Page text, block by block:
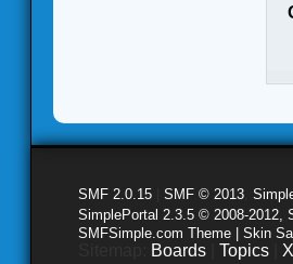
SMF 2.0.15 SMF © 2013
SimplePortal 2.3.5 © 2008-2012,
SMFSimple.com Theme | Skin
Boards Topics